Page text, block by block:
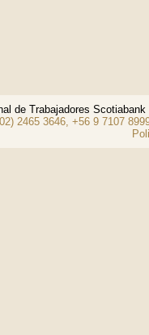
de Trabajadores
2465 3646, +56 9 7107